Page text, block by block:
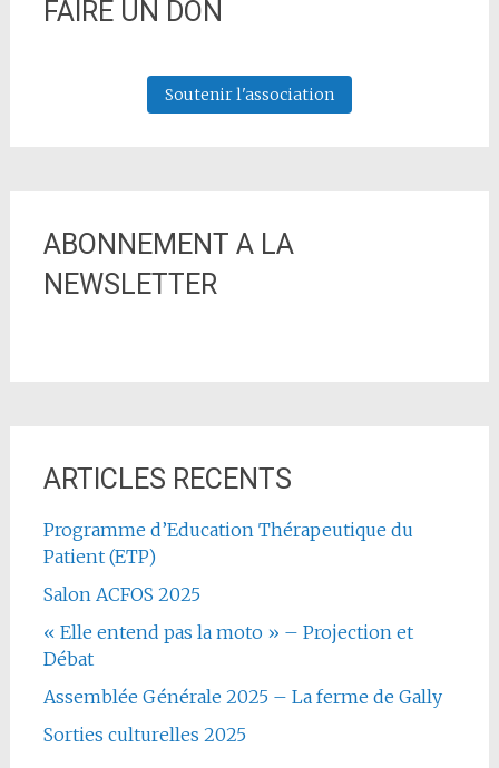
FAIRE UN DON
Soutenir l'association
ABONNEMENT A LA
NEWSLETTER
ARTICLES RECENTS
Programme d’Education Thérapeutique du
Patient (ETP)
Salon ACFOS 2025
« Elle entend pas la moto » – Projection et
Débat
Assemblée Générale 2025 – La ferme de Gally
Sorties culturelles 2025